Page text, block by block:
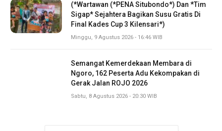
(*Wartawan (*PENA Situbondo*) Dan *Tim
Sigap* Sejahtera Bagikan Susu Gratis Di
Final Kades Cup 3 Kilensari*)
Minggu, 9 Agustus 2026 - 16:46 WIB
Semangat Kemerdekaan Membara di
Ngoro, 162 Peserta Adu Kekompakan di
Gerak Jalan ROJO 2026
Sabtu, 8 Agustus 2026 - 20:30 WIB